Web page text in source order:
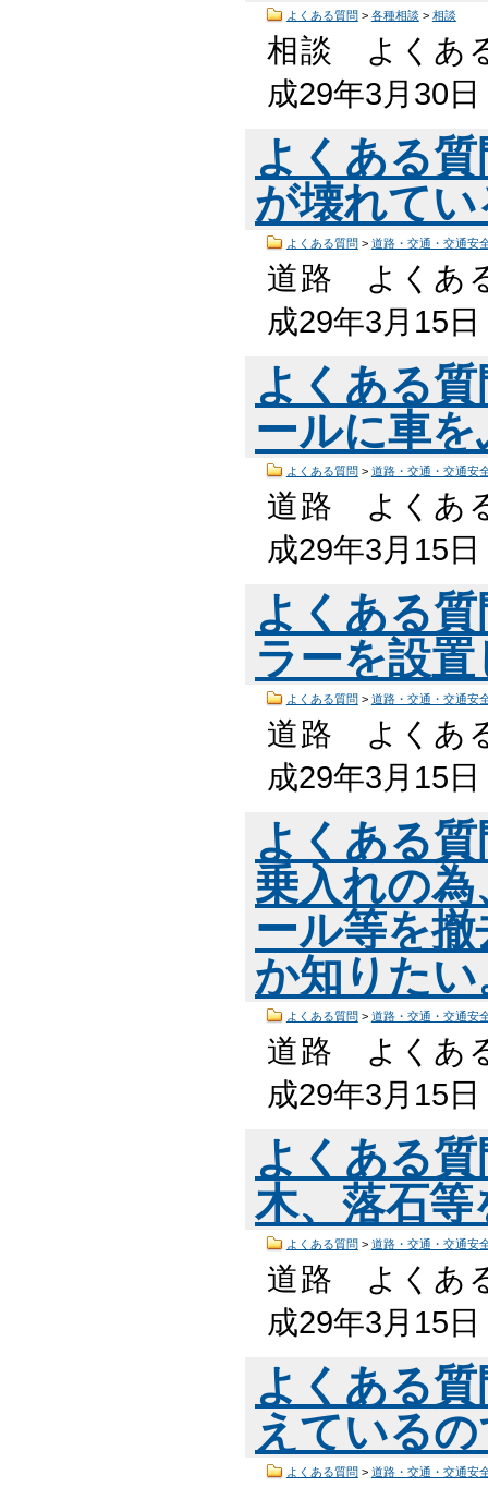
よくある質問 > 各種相談> 相談
相談 よくあ
成29年3月30
よくある
が壊れて
よくある質問 > 道路・交通・交通安
道路 よくあ
成29年3月15
よくある
ールに車
よくある質問 > 道路・交通・交通安
道路 よくあ
成29年3月15
よくある
ラーを設
よくある質問 > 道路・交通・交通安
道路 よくあ
成29年3月15
よくある
乗入れの
ール等を
か知りた
よくある質問 > 道路・交通・交通安
道路 よくあ
成29年3月15
よくある
木、落石
よくある質問 > 道路・交通・交通安
道路 よくあ
成29年3月15
よくある
えている
よくある質問 > 道路・交通・交通安